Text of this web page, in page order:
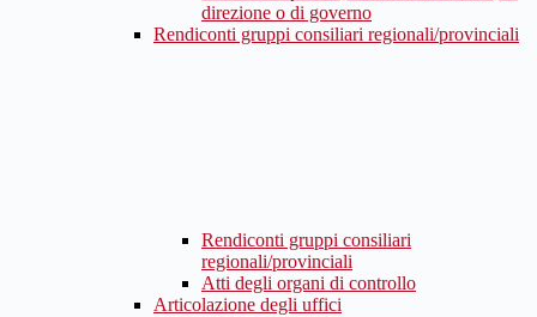
direzione o di governo
Rendiconti gruppi consiliari regionali/provinciali
Rendiconti gruppi consiliari
regionali/provinciali
Atti degli organi di controllo
Articolazione degli uffici